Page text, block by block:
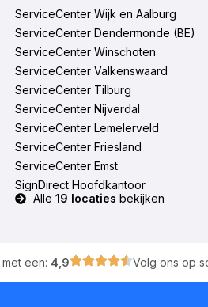
ServiceCenter Wijk en Aalburg
ServiceCenter Dendermonde (BE)
ServiceCenter Winschoten
ServiceCenter Valkenswaard
ServiceCenter Tilburg
ServiceCenter Nijverdal
ServiceCenter Lemelerveld
ServiceCenter Friesland
ServiceCenter Emst
SignDirect Hoofdkantoor
Alle 19 locaties bekijken
een: 4,9 Volg ons op